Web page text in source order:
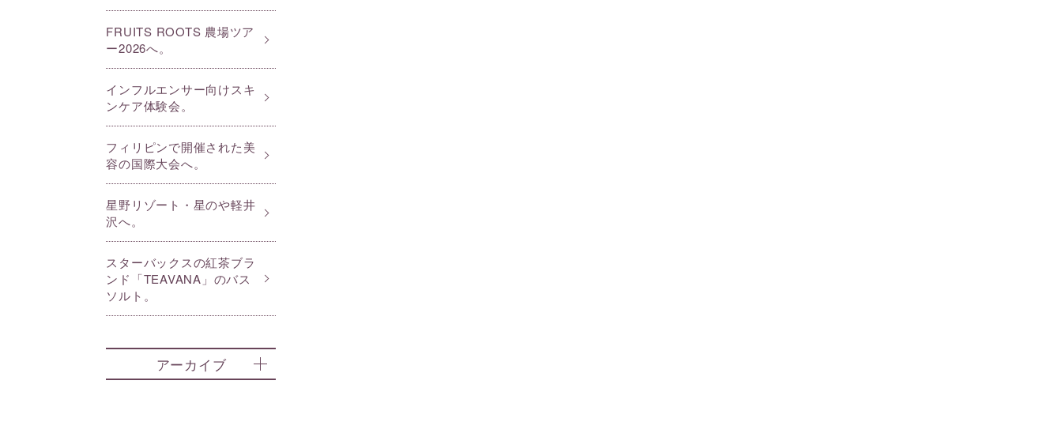
FRUITS ROOTS 農場ツア
ー2026へ。
インフルエンサー向けスキ
ンケア体験会。
フィリピンで開催された美
容の国際大会へ。
星野リゾート・星のや軽井
沢へ。
スターバックスの紅茶ブラ
ンド「TEAVANA」のバス
ソルト。
アーカイブ